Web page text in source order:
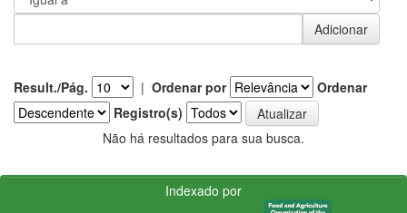
Result./Pág. | Ordenar por
Ordenar
Registro(s)
Não há resultados para sua busca.
Indexado por